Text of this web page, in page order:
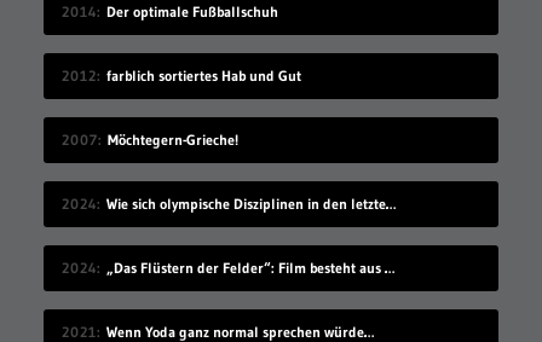
2014 Der optimale Fußballschuh
2012 farblich sortiertes Hab und Gut
2007 Möchtegern-Grieche!
2024 Wie sich olympische Disziplinen in den letzten 100 Jahren geändert haben
2024 „Das Flüstern der Felder“: Film besteht aus Ölgemälden als Frames
2021 Wenn Yoda ganz normal sprechen würde…